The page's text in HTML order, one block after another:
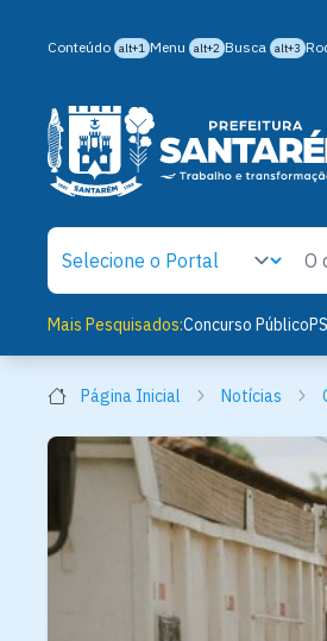
Conteúdo alt+1 Menu alt+2 Busca alt+3
Mais Pesquisados:Concurso Público
Página Inicial Notícias